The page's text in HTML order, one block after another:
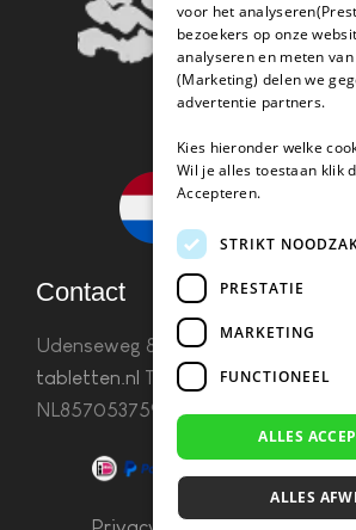
Contact
Udenseweg 8B 5405 PA Uden
tabletten.nl Tel. 085 782 5578KvK
NL857053759B01
voor het
bezoekers op onze
analyseren en meten
(Marketing) delen we
advertentie partners.
Kies hieronder welke
Wil je alles toestaan klik
Accepteren.
STRIKT
PRESTATIE
MARKETING
FUNCTIONEEL
ALLES
ALLES